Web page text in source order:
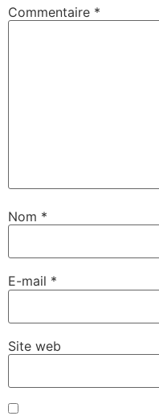
Commentaire *
Nom *
E-mail *
Site web